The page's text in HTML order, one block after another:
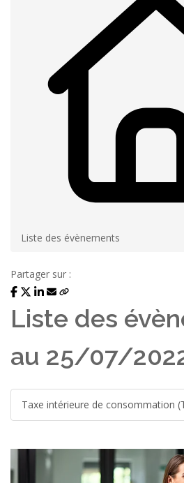
Liste des évènements
Partager sur :
Liste des
au 25/07/
Taxe intérieure de consommation